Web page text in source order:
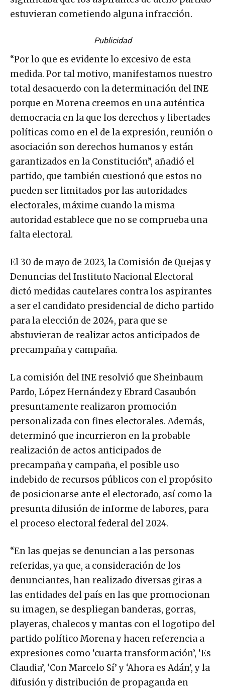
estuvieran cometiendo alguna infracción.
Publicidad
“Por lo que es evidente lo excesivo de esta
medida. Por tal motivo, manifestamos nuestro
total desacuerdo con la determinación del INE
porque en Morena creemos en una auténtica
democracia en la que los derechos y libertades
políticas como en el de la expresión, reunión o
asociación son derechos humanos y están
garantizados en la Constitución”, añadió el
partido, que también cuestionó que estos no
pueden ser limitados por las autoridades
electorales, máxime cuando la misma
autoridad establece que no se comprueba una
falta electoral.
El 30 de mayo de 2023, la Comisión de Quejas y
Denuncias del Instituto Nacional Electoral
dictó medidas cautelares contra los aspirantes
a ser el candidato presidencial de dicho partido
para la elección de 2024, para que se
abstuvieran de realizar actos anticipados de
precampaña y campaña.
La comisión del INE resolvió que Sheinbaum
Pardo, López Hernández y Ebrard Casaubón
presuntamente realizaron promoción
personalizada con fines electorales. Además,
determinó que incurrieron en la probable
realización de actos anticipados de
precampaña y campaña, el posible uso
indebido de recursos públicos con el propósito
de posicionarse ante el electorado, así como la
presunta difusión de informe de labores, para
el proceso electoral federal del 2024.
“En las quejas se denuncian a las personas
referidas, ya que, a consideración de los
denunciantes, han realizado diversas giras a
las entidades del país en las que promocionan
su imagen, se despliegan banderas, gorras,
playeras, chalecos y mantas con el logotipo del
partido político Morena y hacen referencia a
expresiones como ‘cuarta transformación’, ‘Es
Claudia’, ‘Con Marcelo Sí’ y ‘Ahora es Adán’, y la
difusión y distribución de propaganda en